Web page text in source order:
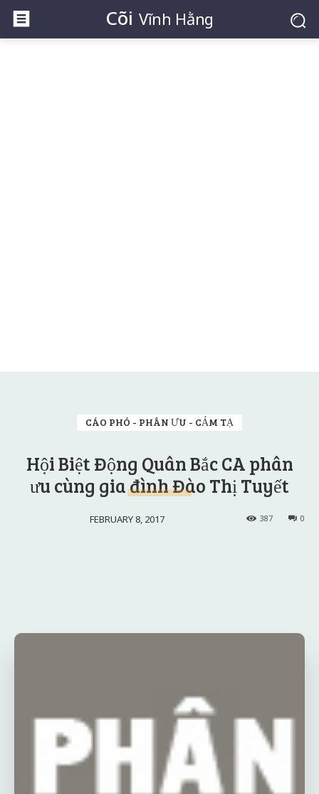
Cõi Vĩnh Hằng
CÁO PHÓ - PHÂN ƯU - CẢM TẠ
Hội Biệt Động Quân Bắc CA phân
ưu cùng gia đình Đào Thị Tuyết
FEBRUARY 8, 2017 0
387